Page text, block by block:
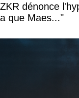
ZKR dénonce
a que Maes..."